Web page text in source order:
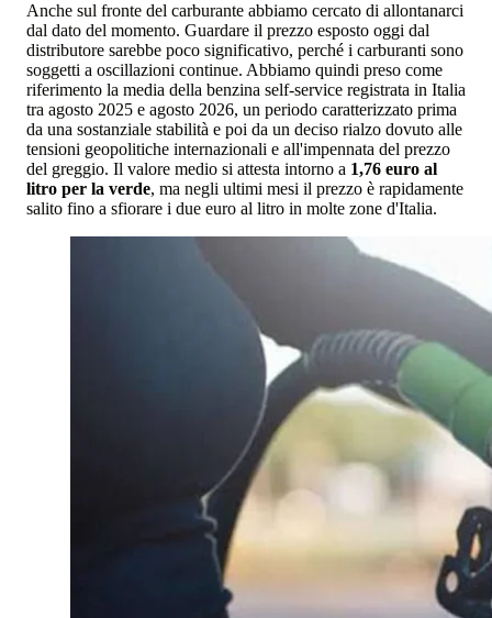
Anche sul fronte del carburante abbiamo cercato di allontanarci
dal dato del momento. Guardare il prezzo esposto oggi dal
distributore sarebbe poco significativo, perché i carburanti sono
soggetti a oscillazioni continue. Abbiamo quindi preso come
riferimento la media della benzina self-service registrata in Italia
tra agosto 2025 e agosto 2026, un periodo caratterizzato prima
da una sostanziale stabilità e poi da un deciso rialzo dovuto alle
tensioni geopolitiche internazionali e all'impennata del prezzo
del greggio. Il valore medio si attesta intorno a 1,76 euro al
litro per la verde, ma negli ultimi mesi il prezzo è rapidamente
salito fino a sfiorare i due euro al litro in molte zone d'Italia.